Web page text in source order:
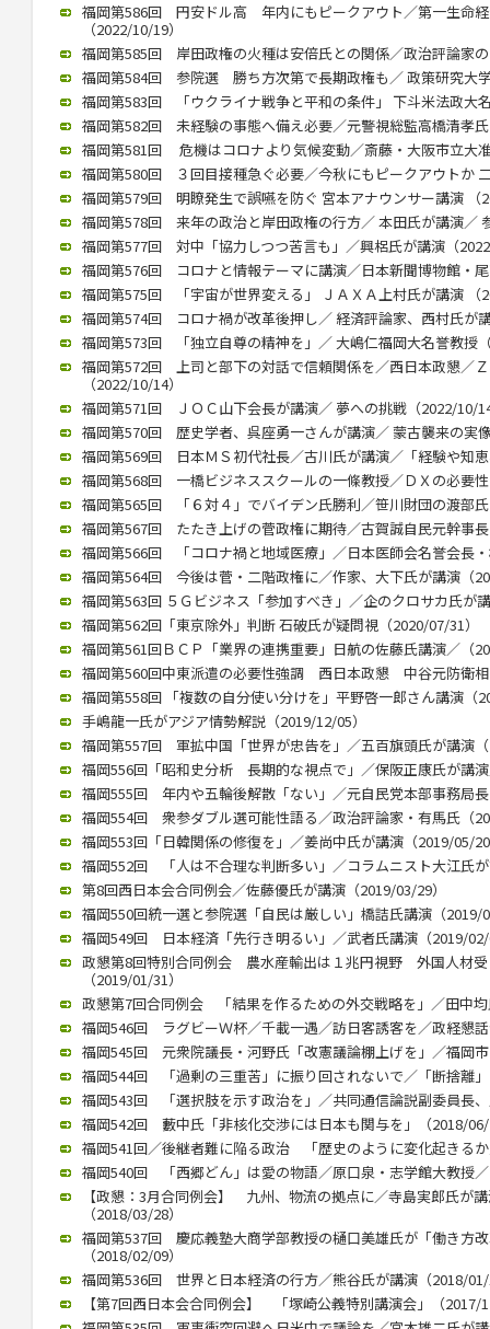
福岡第586回 円安ドル高 年内にもピークアウト／第一生命
（2022/10/19）
福岡第585回 岸田政権の火種は安倍氏との関係／政治評論家
福岡第584回 参院選 勝ち方次第で長期政権も／ 政策研究大
福岡第583回 「ウクライナ戦争と平和の条件」 下斗米法政大
福岡第582回 未経験の事態へ備え必要／元警視総監高橋清孝
福岡第581回 危機はコロナより気候変動／斎藤・大阪市立大
福岡第580回 ３回目接種急ぐ必要／今秋にもピークアウトか
福岡第579回 明瞭発生で誤嚥を防ぐ 宮本アナウンサー講演 （
福岡第578回 来年の政治と岸田政権の行方／ 本田氏が講演／
福岡第577回 対中「協力しつつ苦言も」／興梠氏が講演（
福岡第576回 コロナと情報テーマに講演／日本新聞博物館・
福岡第575回 「宇宙が世界変える」 ＪＡＸＡ上村氏が講演 （
福岡第574回 コロナ禍が改革後押し／ 経済評論家、西村氏が
福岡第573回 「独立自尊の精神を」／ 大嶋仁福岡大名誉教授
福岡第572回 上司と部下の対話で信頼関係を／西日本政懇／
（2022/10/14）
福岡第571回 ＪＯＣ山下会長が講演／ 夢への挑戦（2022/10/
福岡第570回 歴史学者、呉座勇一さんが講演／ 蒙古襲来の実
福岡第569回 日本ＭＳ初代社長／古川氏が講演／「経験や知
福岡第568回 一橋ビジネススクールの一條教授／ＤＸの必要
福岡第565回 「６対４」でバイデン氏勝利／笹川財団の渡部
福岡第567回 たたき上げの菅政権に期待／古賀誠自民元幹事
福岡第566回 「コロナ禍と地域医療」／日本医師会名誉会長
福岡第564回 今後は菅・二階政権に／作家、大下氏が講演（
福岡第563回 ５Ｇビジネス「参加すべき」／企のクロサカ氏が
福岡第562回「東京除外」判断 石破氏が疑問視（2020/07/31）
福岡第561回ＢＣＰ「業界の連携重要」日航の佐藤氏講演／（
福岡第560回中東派遣の必要性強調 西日本政懇 中谷元防衛
福岡第558回 「複数の自分使い分けを」平野啓一郎さん講演（
手嶋龍一氏がアジア情勢解説（2019/12/05）
福岡第557回 軍拡中国「世界が忠告を」／五百旗頭氏が講演
福岡556回「昭和史分析 長期的な視点で」／保阪正康氏が講
福岡555回 年内や五輪後解散「ない」／元自民党本部事務局
福岡554回 衆参ダブル選可能性語る／政治評論家・有馬氏（
福岡553回「日韓関係の修復を」／姜尚中氏が講演（2019/05/
福岡552回 「人は不合理な判断多い」／コラムニスト大江氏
第8回西日本会合同例会／佐藤優氏が講演（2019/03/29）
福岡550回統一選と参院選「自民は厳しい」橋詰氏講演（2019/
福岡549回 日本経済「先行き明るい」／武者氏講演（2019/
政懇第8回特別合同例会 農水産輸出は１兆円視野 外国人材受
（2019/01/31）
政懇第7回合同例会 「結果を作るための外交戦略を」／田中
福岡546回 ラグビーＷ杯／千載一遇／訪日客誘客を／政経懇
福岡545回 元衆院議長・河野氏「改憲議論棚上げを」／福岡
福岡544回 「過剰の三重苦」に振り回されないで／「断捨離
福岡543回 「選択肢を示す政治を」／共同通信論説副委員長
福岡542回 藪中氏「非核化交渉には日本も関与を」（2018/
福岡541回／後継者難に陥る政治 「歴史のように変化起きる
福岡540回 「西郷どん」は愛の物語／原口泉・志学館大教授
【政懇：3月合同例会】 九州、物流の拠点に／寺島実郎氏が
（2018/03/28）
福岡第537回 慶応義塾大商学部教授の樋口美雄氏が「働き方
（2018/02/09）
福岡第536回 世界と日本経済の行方／熊谷氏が講演（2018/
【第7回西日本会合同例会】 「塚崎公義特別講演会」（2017/